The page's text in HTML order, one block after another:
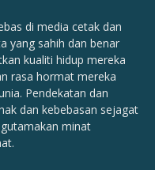
di media cetak dan
yang sahih dan benar
kualiti hidup mereka
rasa hormat mereka
Pendekatan dan
dan kebebasan sejagat
minat